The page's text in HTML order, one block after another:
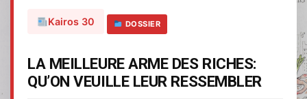
Kairos 30 DOSSIER
LA MEILLEURE ARME DES RICHES:
QU’ON VEUILLE LEUR RESSEMBLER